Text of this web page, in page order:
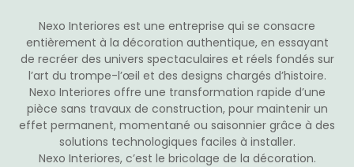
Nexo Interiores est une entreprise qui se consacre
entièrement à la décoration authentique, en essayant
de recréer des univers spectaculaires et réels fondés sur
l’art du trompe-l’œil et des designs chargés d’histoire.
Nexo Interiores offre une transformation rapide d’une
pièce sans travaux de construction, pour maintenir un
effet permanent, momentané ou saisonnier grâce à des
solutions technologiques faciles à installer.
Nexo Interiores, c’est le bricolage de la décoration.